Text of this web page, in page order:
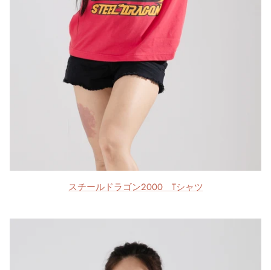
スチールドラゴン2000 Tシャツ